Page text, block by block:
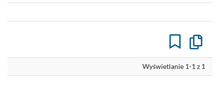
do
Wyświetlanie 1-1 z 1